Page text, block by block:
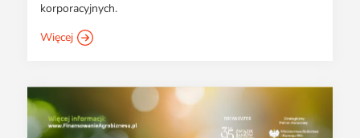
korporacyjnych.
Więcej